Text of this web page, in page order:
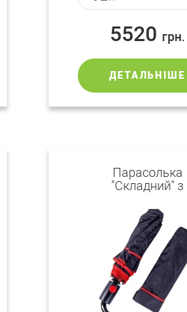
5520 грн.
ДЕТАЛЬНІШЕ
Парасолька
"Складний" з
вставкою